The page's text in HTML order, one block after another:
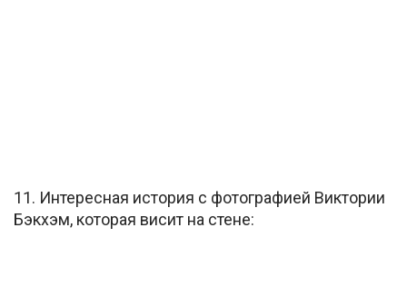
11. Интересная история с фотографией Виктории
Бэкхэм, которая висит на стене: